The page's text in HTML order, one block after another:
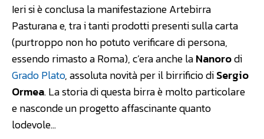
Ieri si è conclusa la manifestazione Artebirra
Pasturana e, tra i tanti prodotti presenti sulla carta
(purtroppo non ho potuto verificare di persona,
essendo rimasto a Roma), c’era anche laNanorodi
Grado Plato, assoluta novità per il birrificio diSergio
Ormea. La storia di questa birra è molto particolare
e nasconde un progetto affascinante quanto
lodevole…